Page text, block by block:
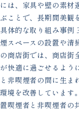
には、家具や壁の素材
ぶことで、長期間美観
具体的な取り組み事例
煙スペースの設置や清
の商店街では、商店街
が快適に過ごせるよう
と非喫煙者の間に生ま
環境を改善しています
置喫煙者と非喫煙者の